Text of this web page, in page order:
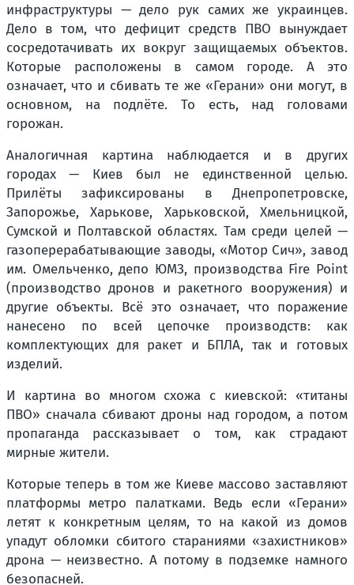
инфраструктуры — дело рук самих же украинцев.
Дело в том, что дефицит средств ПВО вынуждает
сосредотачивать их вокруг защищаемых объектов.
Которые расположены в самом городе. А это
означает, что и сбивать те же «Герани» они могут, в
основном, на подлёте. То есть, над головами
горожан.
Аналогичная картина наблюдается и в других
городах — Киев был не единственной целью.
Прилёты зафиксированы в Днепропетровске,
Запорожье, Харькове, Харьковской, Хмельницкой,
Сумской и Полтавской областях. Там среди целей —
газоперерабатывающие заводы, «Мотор Сич», завод
им. Омельченко, депо ЮМЗ, производства Fire Point
(производство дронов и ракетного вооружения) и
другие объекты. Всё это означает, что поражение
нанесено по всей цепочке производств: как
комплектующих для ракет и БПЛА, так и готовых
изделий.
И картина во многом схожа с киевской: «титаны
ПВО» сначала сбивают дроны над городом, а потом
пропаганда рассказывает о том, как страдают
мирные жители.
Которые теперь в том же Киеве массово заставляют
платформы метро палатками. Ведь если «Герани»
летят к конкретным целям, то на какой из домов
упадут обломки сбитого стараниями «захистников»
дрона — неизвестно. А потому в подземке намного
безопасней.